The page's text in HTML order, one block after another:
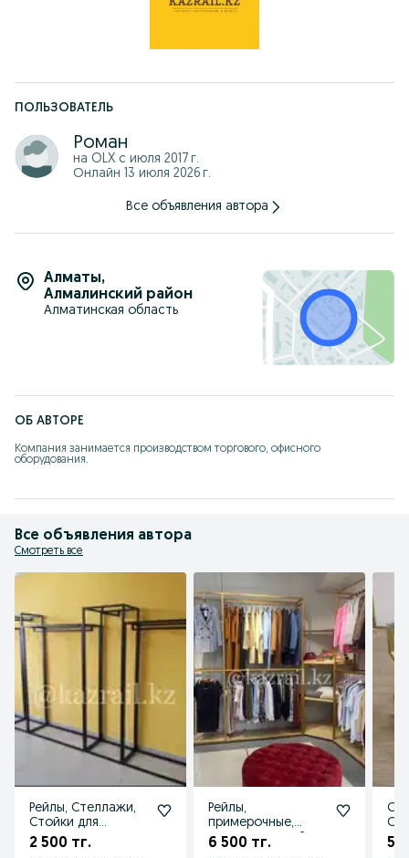
ПОЛЬЗОВАТЕЛЬ
Роман
на OLX с июля 2017 г.
Онлайн 13 июля 2026 г.
Все объявления автора
Алматы,
Алмалинский район
Алматинская область
ОБ АВТОРЕ
Компания занимается производством торгового, офисного
оборудования.
Все объявления автора
Смотреть все
Рейлы, Стеллажи,
Стойки для
одежды с вашим
2 500 тг.
Рейлы,
примерочные,
стеллажи, стойки,
6 500 тг. 5